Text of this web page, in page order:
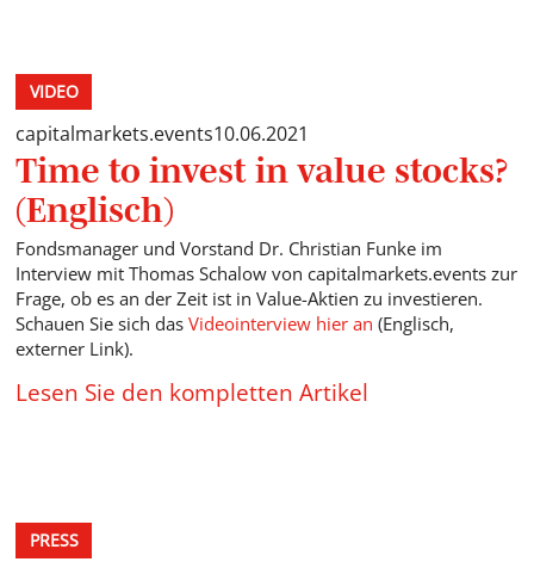
VIDEO
capitalmarkets.events10.06.2021
Time to invest in value stocks?
(Englisch)
Fondsmanager und Vorstand Dr. Christian Funke im
Interview mit Thomas Schalow von capitalmarkets.events zur
Frage, ob es an der Zeit ist in Value-Aktien zu investieren.
Schauen Sie sich dasVideointerview hier an (Englisch,
externer Link).
Lesen Sie den kompletten Artikel
PRESS